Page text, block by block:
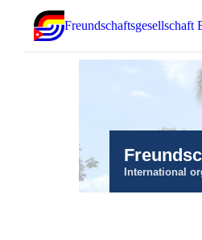
Freundschaftsgesellschaft
International